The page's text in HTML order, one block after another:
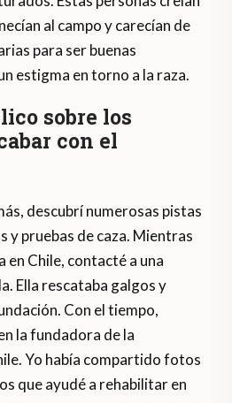
al campo y carecían de
para ser buenas
estigma en torno a la raza.
sobre los
con el
descubrí numerosas pistas
y pruebas de caza. Mientras
en Chile, contacté a una
Ella rescataba galgos y
Con el tiempo,
la fundadora de la
Yo había compartido fotos
que ayudé a rehabilitar en